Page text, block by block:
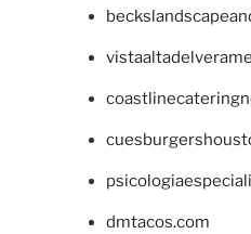
dmtacos.com